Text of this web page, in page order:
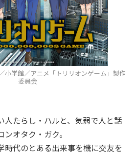
小学館／アニメ「トリリオンゲーム」製作
委員会
人たらし・ハルと、気弱で人と話
オタク・ガク。
時代のとある出来事を機に交友を